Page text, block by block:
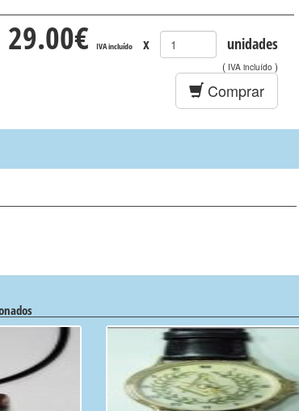
29.00€ IVA incluído x unidades
( IVA incluído)
Comprar